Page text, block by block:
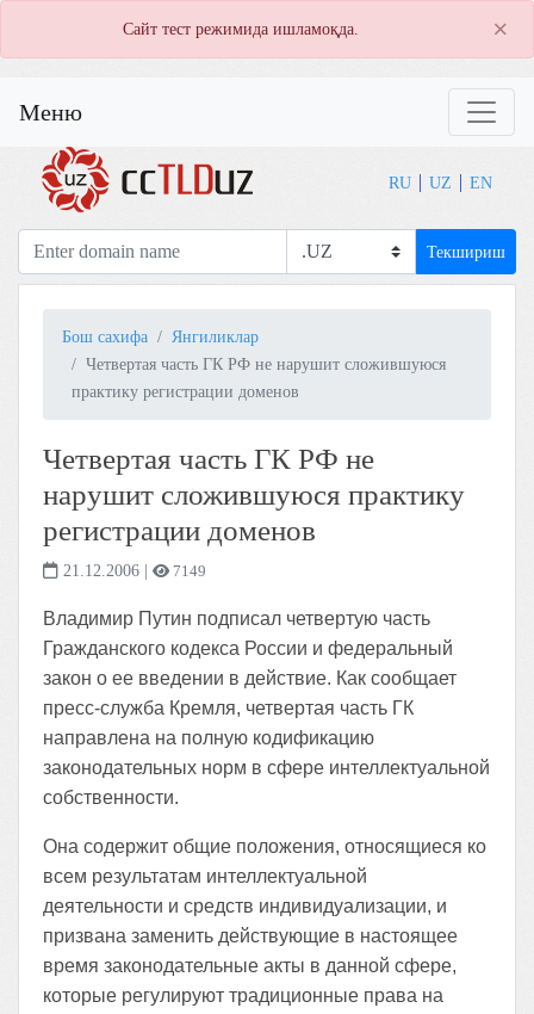
Сайт тест режимида ишламоқда. ×
Меню
RU UZ EN
Текшириш
Бош сахифа
Янгиликлар
Четвертая часть ГК РФ не нарушит сложившуюся
практику регистрации доменов
Четвертая часть ГК РФ не
нарушит сложившуюся практику
регистрации доменов
21.12.2006 | 7149
Владимир Путин подписал четвертую часть
Гражданского кодекса России и федеральный
закон о ее введении в действие. Как сообщает
пресс-служба Кремля, четвертая часть ГК
направлена на полную кодификацию
законодательных норм в сфере интеллектуальной
собственности.
Она содержит общие положения, относящиеся ко
всем результатам интеллектуальной
деятельности и средств индивидуализации, и
призвана заменить действующие в настоящее
время законодательные акты в данной сфере,
которые регулируют традиционные права на